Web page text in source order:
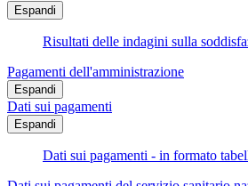
Espandi
Risultati delle indagini sulla
Pagamenti dell'amministrazione
Espandi
Dati sui pagamenti
Espandi
Dati sui pagamenti - in formato